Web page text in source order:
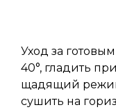
Уход за
40°, гладить
щадящий режим
сушить на